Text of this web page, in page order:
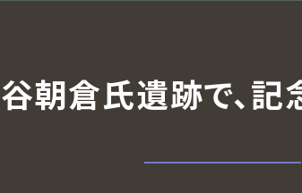
朝倉氏遺跡で、記